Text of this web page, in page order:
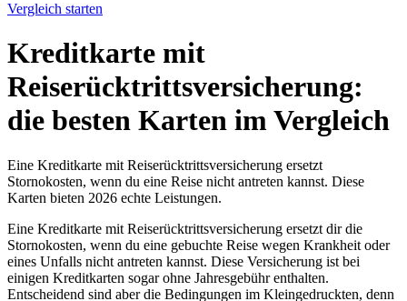
Vergleich starten
Kreditkarte mit
Reiserücktrittsversicherung:
die besten Karten im Vergleich
Eine Kreditkarte mit Reiserücktrittsversicherung ersetzt
Stornokosten, wenn du eine Reise nicht antreten kannst. Diese
Karten bieten 2026 echte Leistungen.
Eine Kreditkarte mit Reiserücktrittsversicherung ersetzt dir die
Stornokosten, wenn du eine gebuchte Reise wegen Krankheit oder
eines Unfalls nicht antreten kannst. Diese Versicherung ist bei
einigen Kreditkarten sogar ohne Jahresgebühr enthalten.
Entscheidend sind aber die Bedingungen im Kleingedruckten, denn